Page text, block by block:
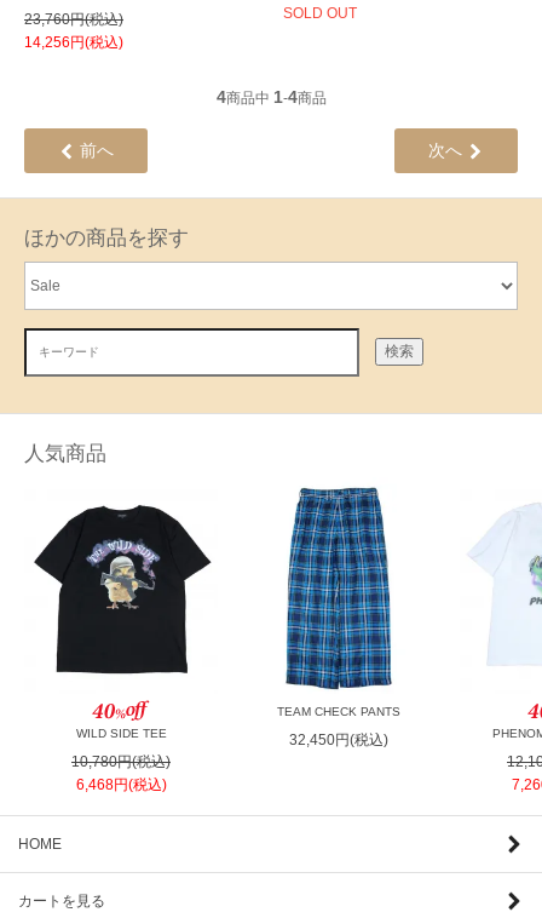
23,760円(税込)
14,256円(税込)
SOLD OUT
4商品中 1-4商品
前へ 次へ
ほかの商品を探す
検索
人気商品
WILD SIDE TEE
10,780円(税込)
6,468円(税込)
TEAM CHECK PANTS
32,450円(税込)
HOME
カートを見る